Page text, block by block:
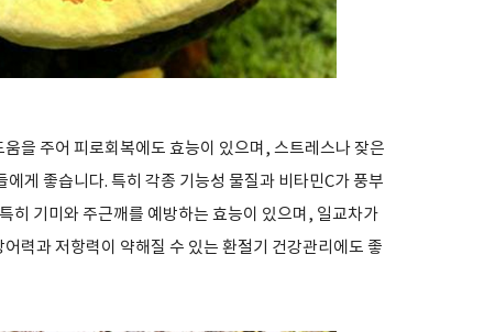
을 주어 피로회복에도 효능이 있으며, 스트레스나 잦은
게 좋습니다. 특히 각종 기능성 물질과 비타민C가 풍부
히 기미와 주근깨를 예방하는 효능이 있으며, 일교차가
력과 저항력이 약해질 수 있는 환절기 건강관리에도 좋